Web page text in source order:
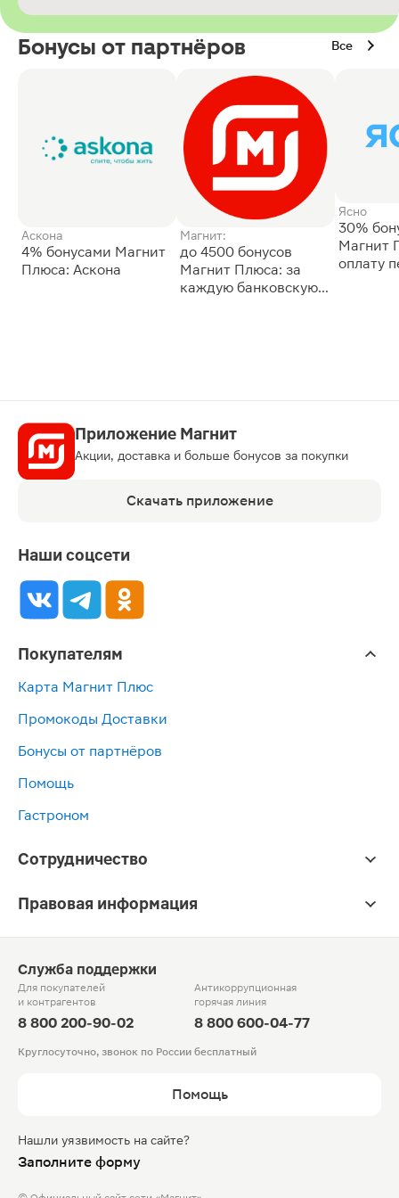
Бонусы от партнёров Все
Аскона
4% бонусами Магнит
Плюса: Аскона
Магнит:
до 4500 бонусов
Магнит Плюса: за
каждую банковскую
Ясно
30%
Магнит
оплату
Приложение Магнит
Акции, доставка и больше бонусов за покупки
Скачать приложение
Наши соцсети
Покупателям
Карта Магнит Плюс
Промокоды Доставки
Бонусы от партнёров
Помощь
Гастроном
Сотрудничество
Правовая информация
Служба поддержки
Для покупателей
и контрагентов
8 800 200-90-02
Антикоррупционная
горячая линия
8 800 600-04-77
Круглосуточно, звонок по России бесплатный
Помощь
Нашли уязвимость на сайте?
Заполните форму